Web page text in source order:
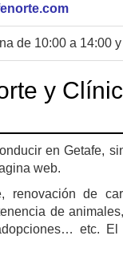
de 10:00 a 14:00
y
en Getafe,
web.
renovación de
de
etc.